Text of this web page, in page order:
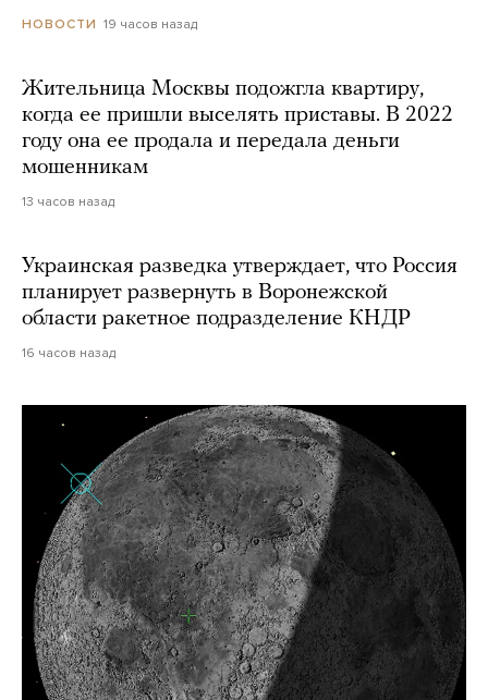
НОВОСТИ 19 часов назад
Жительница Москвы подожгла квартиру,
когда ее пришли выселять приставы. В 2022
году она ее продала и передала деньги
мошенникам
13 часов назад
Украинская разведка утверждает, что Россия
планирует развернуть в Воронежской
области ракетное подразделение КНДР
16 часов назад